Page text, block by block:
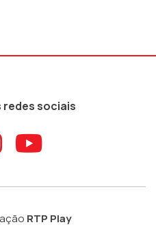
redes sociais
ao
Aceder ao
Aceder
RTP Play